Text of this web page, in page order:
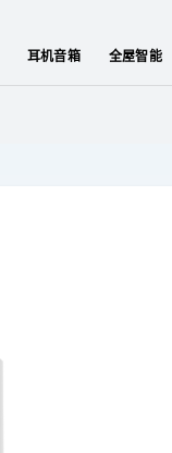
耳机音箱 全屋智能